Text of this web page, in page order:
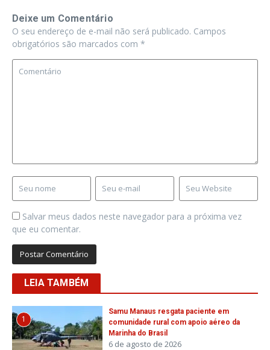
Deixe um Comentário
O seu endereço de e-mail não será publicado. Campos
obrigatórios são marcados com *
Salvar meus dados neste navegador para a próxima vez
que eu comentar.
LEIA TAMBÉM
1
Samu Manaus resgata paciente em
comunidade rural com apoio aéreo da
Marinha do Brasil
6 de agosto de 2026